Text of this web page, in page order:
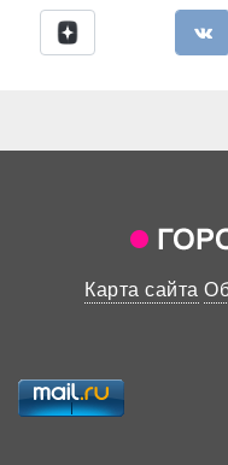
Карта сайта